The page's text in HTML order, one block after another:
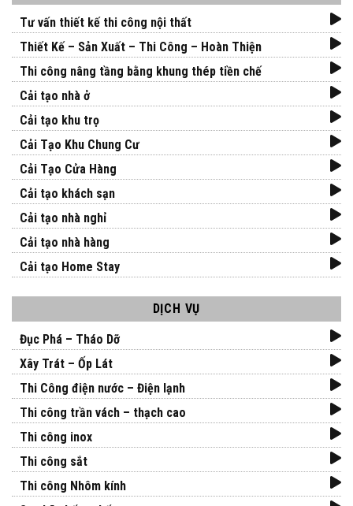
Tư vấn thiết kế thi công nội thất
Thiết Kế – Sản Xuất – Thi Công – Hoàn Thiện
Thi công nâng tầng bằng khung thép tiền chế
Cải tạo nhà ở
Cải tạo khu trọ
Cải Tạo Khu Chung Cư
Cải Tạo Cửa Hàng
Cải tạo khách sạn
Cải tạo nhà nghỉ
Cải tạo nhà hàng
Cải tạo Home Stay
DỊCH VỤ
Đục Phá – Tháo Dỡ
Xây Trát – Ốp Lát
Thi Công điện nước – Điện lạnh
Thi công trần vách – thạch cao
Thi công inox
Thi công sắt
Thi công Nhôm kính